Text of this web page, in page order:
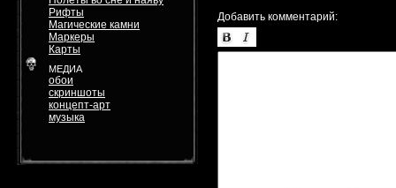
Рифты
Магические камни
Маркеры
Карты
МЕДИА
обои
скриншоты
концепт-арт
музыка
Добавить комментарий: